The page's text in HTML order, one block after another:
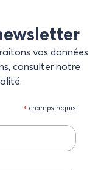
vos données
consulter notre
* champs requis